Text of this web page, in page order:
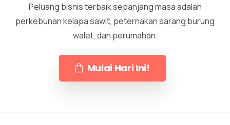
Peluang bisnis terbaik sepanjang masa adalah
perkebunan kelapa sawit, peternakan sarang burung
walet, dan perumahan.
Mulai Hari Ini!